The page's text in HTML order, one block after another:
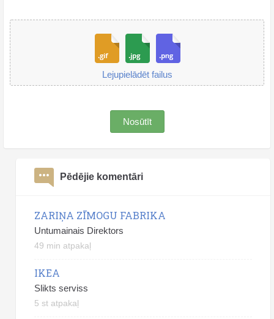
Lejupielādēt failus
Nosūtīt
Pēdējie komentāri
ZARIŅA ZĪMOGU FABRIKA
Untumainais Direktors
49 min atpakaļ
IKEA
Slikts serviss
5 st atpakaļ